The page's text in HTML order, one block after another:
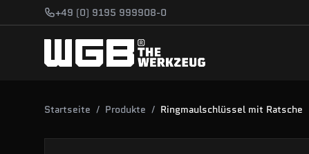
Zum Hauptinhalt springen
+49 (0) 9195 999908-0
Startseite / Produkte / Ringmaulschlüssel mit Ratsche